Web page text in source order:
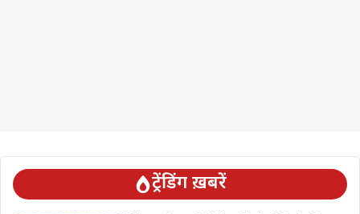
ट्रेंडिंग ख़बरें